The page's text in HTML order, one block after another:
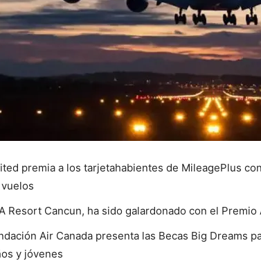
premia a los tarjetahabientes de MileagePlus
Resort Cancun, ha sido galardonado con el Premio
Air Canada presenta las Becas Big Dreams
y jóvenes